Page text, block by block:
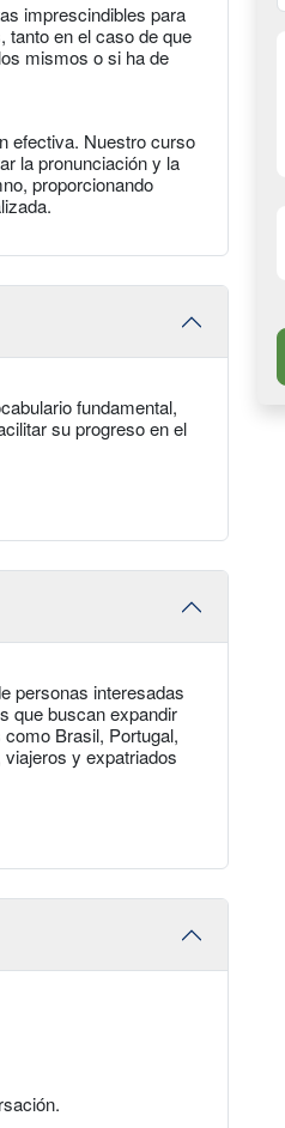
imprescindibles para
tanto en el caso de que
mismos o si ha de
efectiva. Nuestro curso
la pronunciación y la
proporcionando
fundamental,
su progreso en el
personas interesadas
que buscan expandir
Brasil, Portugal,
y expatriados